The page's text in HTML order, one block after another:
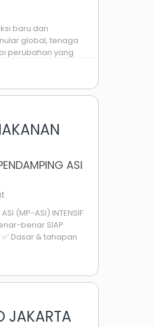
baru dan
global, tenaga
perubahan yang
vaksin ...
ASI
(MP-ASI) INTENSIF
benar SIAP
✅ Dasar & tahapan